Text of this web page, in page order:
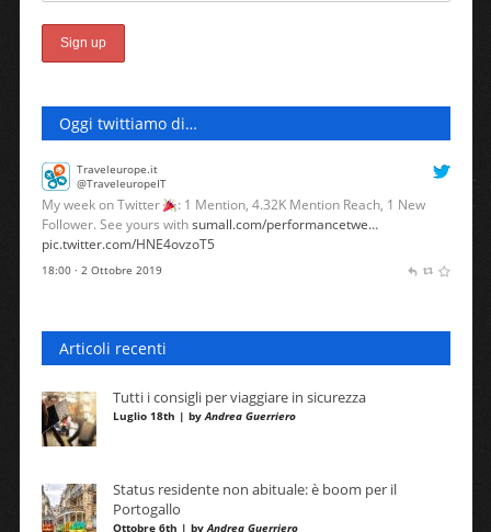
Oggi twittiamo di…
Traveleurope.it
@TraveleuropeIT
My week on Twitter
: 1 Mention, 4.32K Mention Reach, 1 New
Follower. See yours withsumall.com/performancetwe…
pic.twitter.com/HNE4ovzoT5
18:00 · 2 Ottobre 2019
Articoli recenti
Tutti i consigli per viaggiare in sicurezza
Luglio 18th | byAndrea Guerriero
Status residente non abituale: è boom per il
Portogallo
Ottobre 6th | byAndrea Guerriero